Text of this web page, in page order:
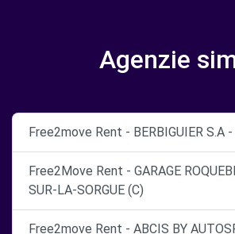
Agenzie
Free2move Rent - BERBIGUIER S.A
Free2Move Rent - GARAGE
SUR-LA-SORGUE (C)
Free2move Rent - ABCIS BY